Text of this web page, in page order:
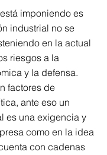
imponiendo es
industrial no se
en la actual
riesgos a la
y la defensa.
factores de
ante eso un
es una exigencia y
como en la idea
con cadenas